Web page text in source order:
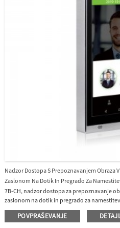
vse v enem UTime Master ali BioTime8.0.
Nadzor Dostopa S Prepoznavanjem Obraza
Zaslonom Na Dotik In Pregrado Za
7B-CH, nadzor dostopa za prepoznavanje
zaslonom na dotik in pregrado za
na vrtljive ključe za projekte.Razdalja
širokokotno prepoznavanje Razdalja
POVPRAŠEVANJE